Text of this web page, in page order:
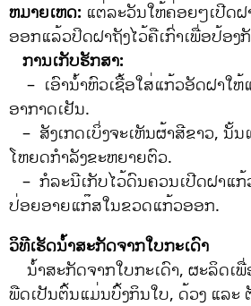
ຫມາຍເຫດ: ແຕ່ລະວັນໃຫ້ຄ່ອຍໆເປີດຝ
ອອກແລ້ວປິດຝາຖັງໄວ້ຄືເກົ່າເພື່ອປ້ອງ
ການເກັບຮັກສາ:
– ເອົານໍ້າຫົວເຊື້ອໃສ່ແກ້ວອັດຝາໃ
ອາກາດເຢັນ.
– ສັງເກດເບິ່ງຈະເຫັນຜ້າສີຂາວ, ນັ້
ໂຫຍດກໍາລັງຂະຫຍາຍຕົວ.
– ກໍລະນີເກັບໄວ້ດົນຄວນເປີດຝາແກ້
ປ່ອຍອາຍແກ໊ສໃນຂວດແກ້ວອອກ.
ວິທີເຮັດນ້ໍາສະກັດຈາກໃບກະເດົາ
ນໍ້າສະກັດຈາກໃບກະເດົາ, ຜະລິດເ
ພືດເປັນຕົ້ນແມ່ນບົ້ງກິນໃບ, ດ້ວງ ແລະ